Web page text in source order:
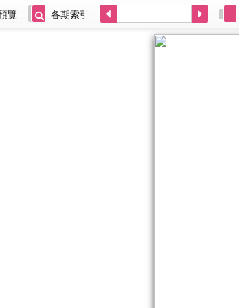
覽 各期索引